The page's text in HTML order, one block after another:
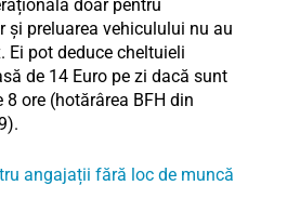
doar pentru
și preluarea vehiculului nu au
Ei pot deduce cheltuieli
de 14 Euro pe zi dacă sunt
ore (hotărârea BFH din
angajații fără loc de muncă